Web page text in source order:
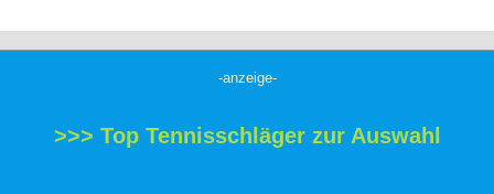
-anzeige-
>>> Top Tennisschläger zur Auswahl